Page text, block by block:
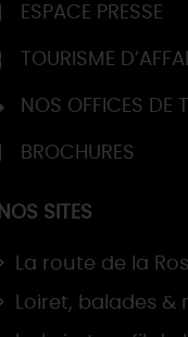
ESPACE PRESSE
TOURISME
NOS OFFICES DE
BROCHURES
NOS SITES
La route de la
Loiret, balades &